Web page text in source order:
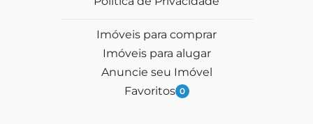
Imóveis para comprar
Imóveis para alugar
Anuncie seu Imóvel
Favoritos 0